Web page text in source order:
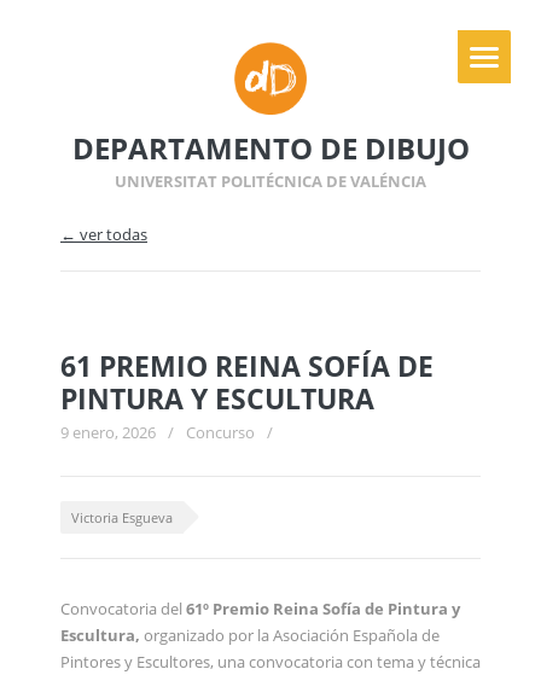
DEPARTAMENTO DE DIBUJO
UNIVERSITAT POLITÉCNICA DE VALÉNCIA
← ver todas
61 PREMIO REINA SOFÍA DE
PINTURA Y ESCULTURA
9 enero, 2026 / Concurso /
Victoria Esgueva
Convocatoria del 61º Premio Reina Sofía de Pintura y
Escultura, organizado por la Asociación Española de
Pintores y Escultores, una convocatoria con tema y técnica